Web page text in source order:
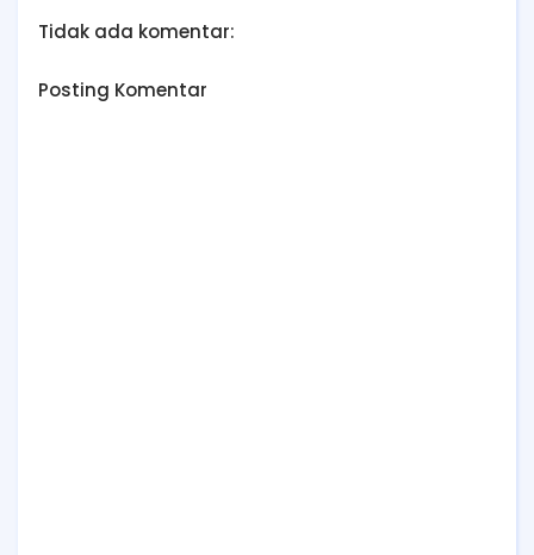
Tidak ada komentar:
Posting Komentar